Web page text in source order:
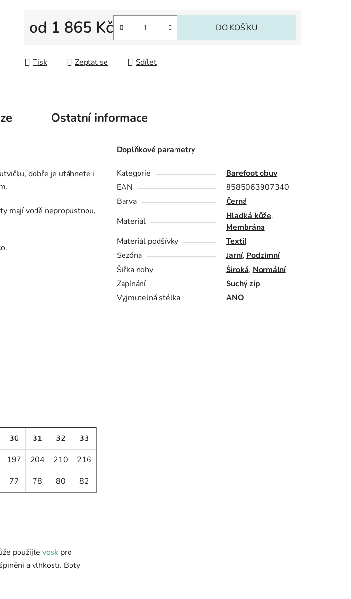
od 1 865 Kč DO KOŠÍKU
Tisk Zeptat se Sdílet
Ostatní informace
dobře je utáhnete i
mají vodě nepropustnou,
30 31 32
33
197 204 210
216
77 78 80 82
použijte vosk pro
a vlhkosti. Boty
Doplňkové parametry
Kategorie
Barefoot obuv
EAN
8585063907340
Barva
Černá
Materiál
Hladká kůže,
Membrána
Materiál podšívky
Textil
Sezóna
Jarní, Podzimní
Šířka nohy
Široká, Normální
Zapínání
Suchý zip
Vyjmutelná stélka
ANO